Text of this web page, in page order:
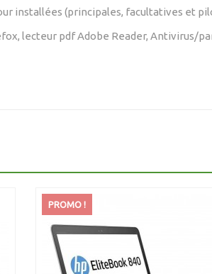
installées (principales, facultatives et
lecteur pdf Adobe Reader, Antivirus/
PROMO !